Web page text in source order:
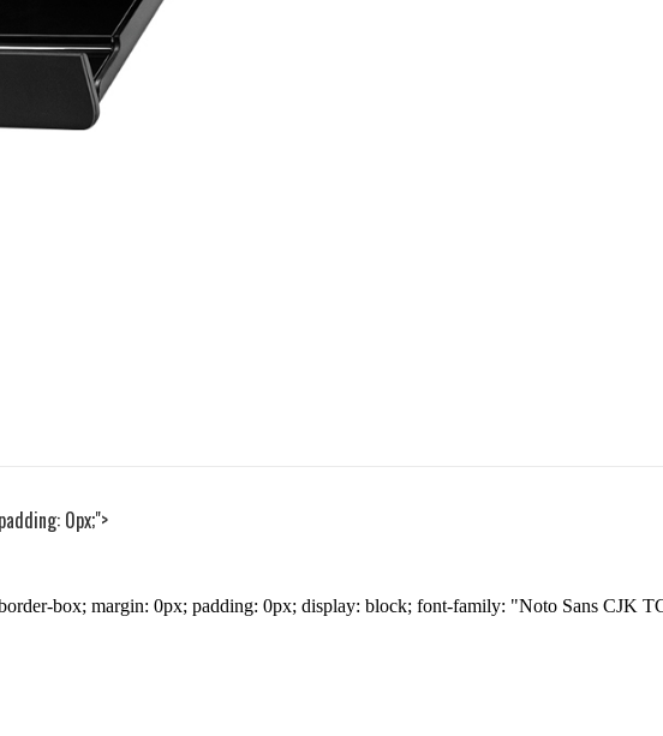
0px;">
box; margin: 0px; padding: 0px; display: block; font-family: "Noto Sans CJK